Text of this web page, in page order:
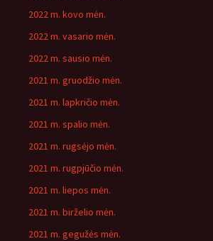
2022 m. kovo mėn.
2022 m. vasario mėn.
2022 m. sausio mėn.
2021 m. gruodžio mėn.
2021 m. lapkričio mėn.
2021 m. spalio mėn.
2021 m. rugsėjo mėn.
2021 m. rugpjūčio mėn.
2021 m. liepos mėn.
2021 m. birželio mėn.
2021 m. gegužės mėn.